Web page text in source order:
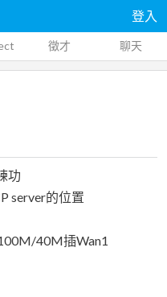
登入
徵才 聊天
功
server的位置
40M插Wan1